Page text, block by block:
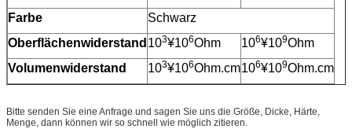
Farbe
Schwarz
Oberflächenwiderstand 103¥106Ohm 106¥109Ohm
Volumenwiderstand
103¥106Ohm.cm106¥109Ohm.cm
Bitte senden Sie eine Anfrage und sagen Sie uns die Größe, Dicke, Härte,
Menge, dann können wir so schnell wie möglich zitieren.